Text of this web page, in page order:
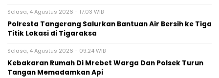
Selasa, 4 Agustus 2026 - 17:03 WIB
Polresta Tangerang Salurkan Bantuan Air Bersih ke Tiga
Titik Lokasi di Tigaraksa
Selasa, 4 Agustus 2026 - 09:24 WIB
Kebakaran Rumah Di Mrebet Warga Dan Polsek Turun
Tangan Memadamkan Api